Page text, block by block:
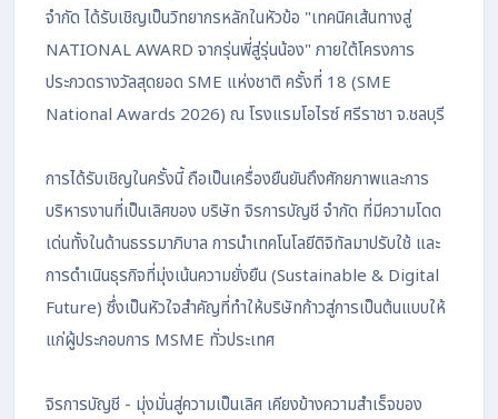
จำกัด ได้รับเชิญเป็นวิทยากรหลักในหัวข้อ "เทคนิคเส้นทางสู่
NATIONAL AWARD จากรุ่นพี่สู่รุ่นน้อง" ภายใต้โครงการ
ประกวดรางวัลสุดยอด SME แห่งชาติ ครั้งที่ 18 (SME
National Awards 2026) ณ โรงแรมโอไรซ์ ศรีราชา จ.ชลบุรี
การได้รับเชิญในครั้งนี้ ถือเป็นเครื่องยืนยันถึงศักยภาพและการ
บริหารงานที่เป็นเลิศของ บริษัท จิรการบัญชี จำกัด ที่มีความโดด
เด่นทั้งในด้านธรรมาภิบาล การนำเทคโนโลยีดิจิทัลมาปรับใช้ และ
การดำเนินธุรกิจที่มุ่งเน้นความยั่งยืน (Sustainable & Digital
Future) ซึ่งเป็นหัวใจสำคัญที่ทำให้บริษัทก้าวสู่การเป็นต้นแบบให้
แก่ผู้ประกอบการ MSME ทั่วประเทศ
จิรการบัญชี - มุ่งมั่นสู่ความเป็นเลิศ เคียงข้างความสำเร็จของ